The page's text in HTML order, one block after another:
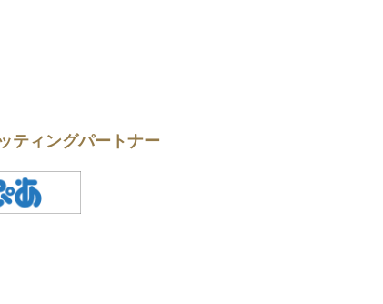
ティングパートナー